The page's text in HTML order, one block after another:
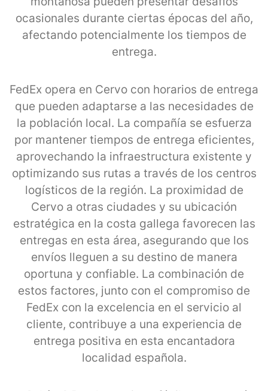
ocasionales durante ciertas épocas del año,
afectando potencialmente los tiempos de
entrega.
FedEx opera en Cervo con horarios de entrega
que pueden adaptarse a las necesidades de
la población local. La compañía se esfuerza
por mantener tiempos de entrega eficientes,
aprovechando la infraestructura existente y
optimizando sus rutas a través de los centros
logísticos de la región. La proximidad de
Cervo a otras ciudades y su ubicación
estratégica en la costa gallega favorecen las
entregas en esta área, asegurando que los
envíos lleguen a su destino de manera
oportuna y confiable. La combinación de
estos factores, junto con el compromiso de
FedEx con la excelencia en el servicio al
cliente, contribuye a una experiencia de
entrega positiva en esta encantadora
localidad española.